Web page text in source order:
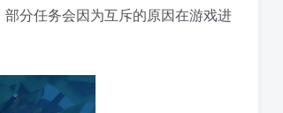
分任务会因为互斥的原因在游戏进